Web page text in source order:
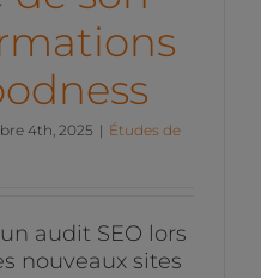
4th, 2025 | Études de
audit SEO lors
nouveaux sites